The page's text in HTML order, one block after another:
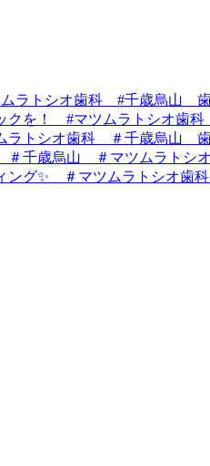
ラトシオ歯科 #千歳烏山
クを！ #マツムラトシオ歯
ラトシオ歯科 ＃千歳烏山
＃千歳烏山 ＃マツムラトシ
ング✨ ＃マツムラトシオ